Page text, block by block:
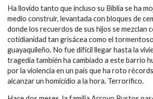
Ha llovido tanto que incluso su Biblia se ha
medio construir, levantada con bloques de
donde los recuerdos de sus hijos se mezclan
cotidianidad tan grisácea como el
guayaquileño. No fue difícil llegar hasta la
tragedia también ha cambiado a este barrio
por la violencia en un país que ha roto
alcanzar un homicidio a la hora. Terrorífico.